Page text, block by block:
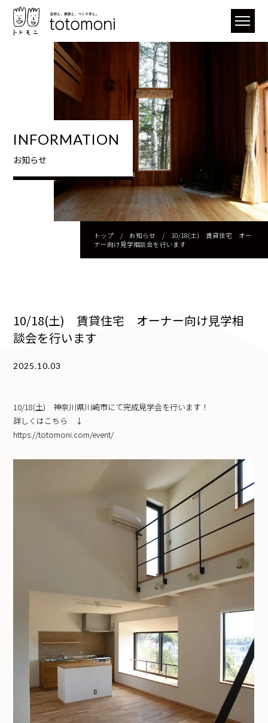
INFORMATION
お知らせ
トップ/ お知らせ / 10/18(土) 賃貸住宅 オー
ナー向け見学相談会を行います
10/18(土) 賃貸住宅 オーナー向け見学相
談会を行います
2025.10.03
10/18(土) 神奈川県川崎市にて完成見学会を行います！
詳しくはこちら ↓
https://totomoni.com/event/